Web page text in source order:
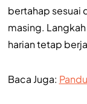
bertahap sesuai
masing.
harian tetap
Baca Juga: